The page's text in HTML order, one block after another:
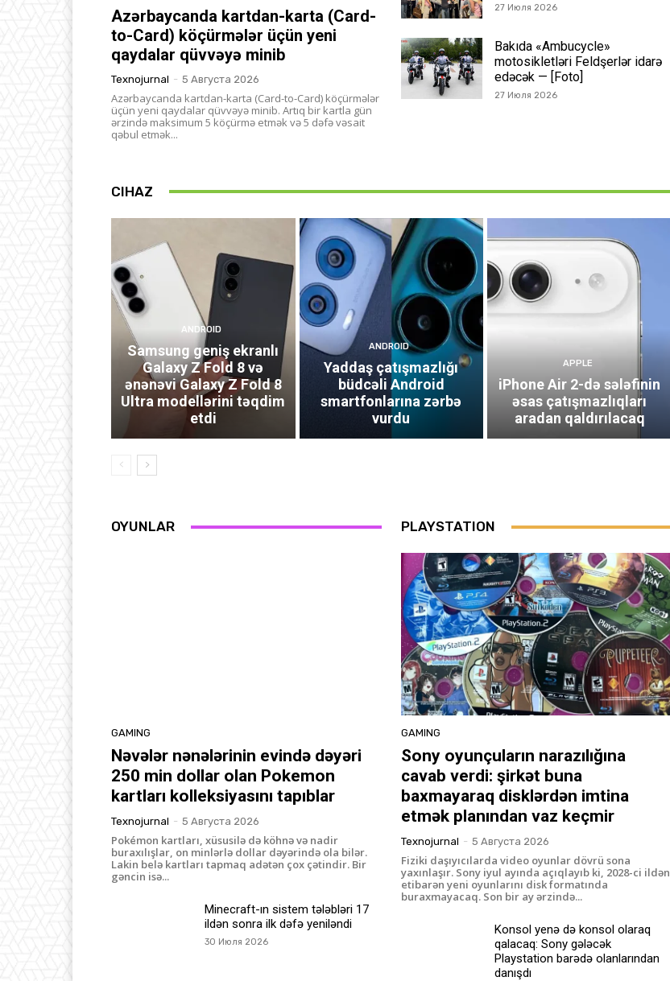
Azərbaycanda kartdan-karta (Card-
to-Card) köçürmələr üçün yeni
qaydalar qüvvəyə minib
Texnojurnal - 5 Августа 2026
Azərbaycanda kartdan-karta (Card-to-Card) köçürmələr
üçün yeni qaydalar qüvvəyə minib. Artıq bir kartla gün
ərzində maksimum 5 köçürmə etmək və 5 dəfə vəsait
qəbul etmək...
27 Июля 2026
Bakıda «Ambucycle»
motosikletləri Feldşerlər idarə
edəcək — [Foto]
27 Июля 2026
CIHAZ
ANDROID
Samsung geniş ekranlı
Galaxy Z Fold 8 və
ənənəvi Galaxy Z Fold 8
Ultra modellərini təqdim
etdi
ANDROID
Yaddaş çatışmazlığı
büdcəli Android
smartfonlarına zərbə
vurdu
APPLE
iPhone Air 2-də sələfinin
əsas çatışmazlıqları
aradan qaldırılacaq
OYUNLAR
GAMING
Nəvələr nənələrinin evində dəyəri
250 min dollar olan Pokemon
kartları kolleksiyasını tapıblar
Texnojurnal - 5 Августа 2026
Pokémon kartları, xüsusilə də köhnə və nadir
buraxılışlar, on minlərlə dollar dəyərində ola bilər.
Lakin belə kartları tapmaq adətən çox çətindir. Bir
gəncin isə...
Minecraft-ın sistem tələbləri 17
ildən sonra ilk dəfə yeniləndi
30 Июля 2026
PLAYSTATION
GAMING
Sony oyunçuların narazılığına
cavab verdi: şirkət buna
baxmayaraq disklərdən imtina
etmək planından vaz keçmir
Texnojurnal - 5 Августа 2026
Fiziki daşıyıcılarda video oyunlar dövrü sona
yaxınlaşır. Sony iyul ayında açıqlayıb ki, 2028-ci ildən
etibarən yeni oyunlarını disk formatında
buraxmayacaq. Son bir ay ərzində...
Konsol yenə də konsol olaraq
qalacaq: Sony gələcək
Playstation barədə olanlarından
danışdı